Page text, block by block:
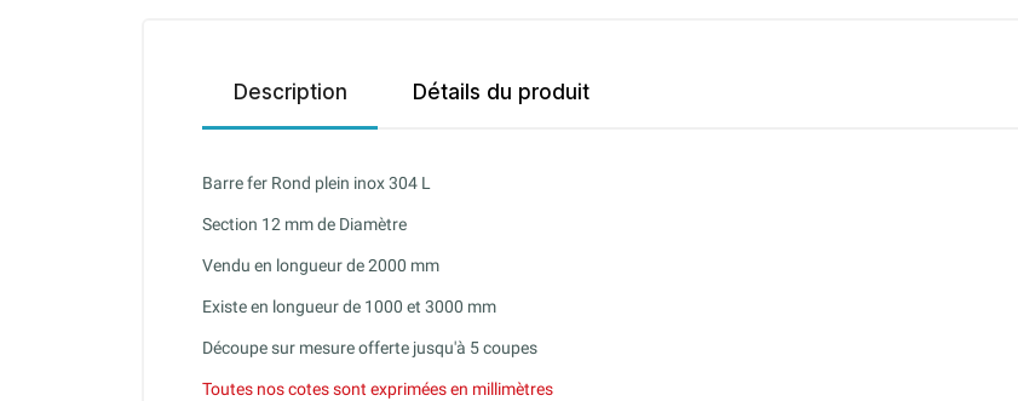
Description Détails du produit
Barre fer Rond plein inox 304 L
Section 12 mm de Diamètre
Vendu en longueur de 2000 mm
Existe en longueur de 1000 et 3000 mm
Découpe sur mesure offerte jusqu'à 5 coupes
Toutes nos cotes sont exprimées en millimètres